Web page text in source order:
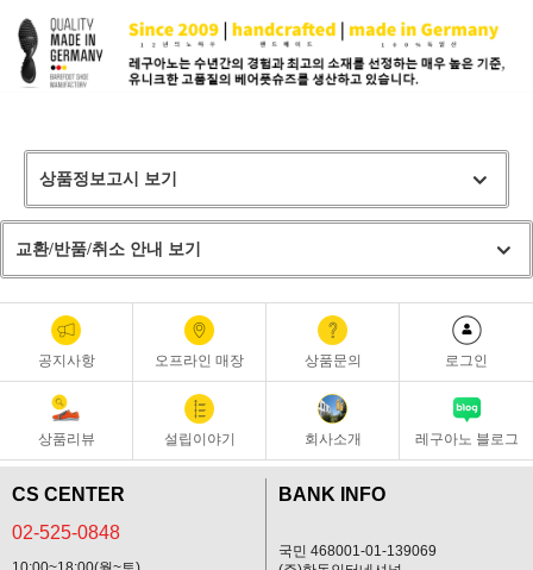
상품정보고시 보기
교환/반품/취소 안내 보기
공지사항 오프라인 매장 상품문의 로그인
상품리뷰 설립이야기 회사소개 레구아노 블로그
CS CENTER
02-525-0848
BANK INFO
국민 468001-01-139069